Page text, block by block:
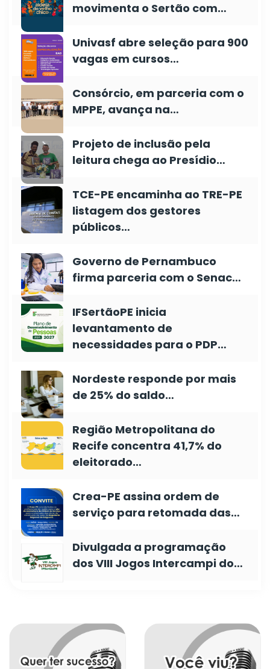
movimenta o Sertão com…
Univasf abre seleção para 900
vagas em cursos…
Consórcio, em parceria com o
MPPE, avança na…
Projeto de inclusão pela
leitura chega ao Presídio…
TCE-PE encaminha ao TRE-PE
listagem dos gestores
públicos…
Governo de Pernambuco
firma parceria com o Senac…
IFSertãoPE inicia
levantamento de
necessidades para o PDP…
Nordeste responde por mais
de 25% do saldo…
Região Metropolitana do
Recife concentra 41,7% do
eleitorado…
Crea-PE assina ordem de
serviço para retomada das…
Divulgada a programação
dos VIII Jogos Intercampi do…